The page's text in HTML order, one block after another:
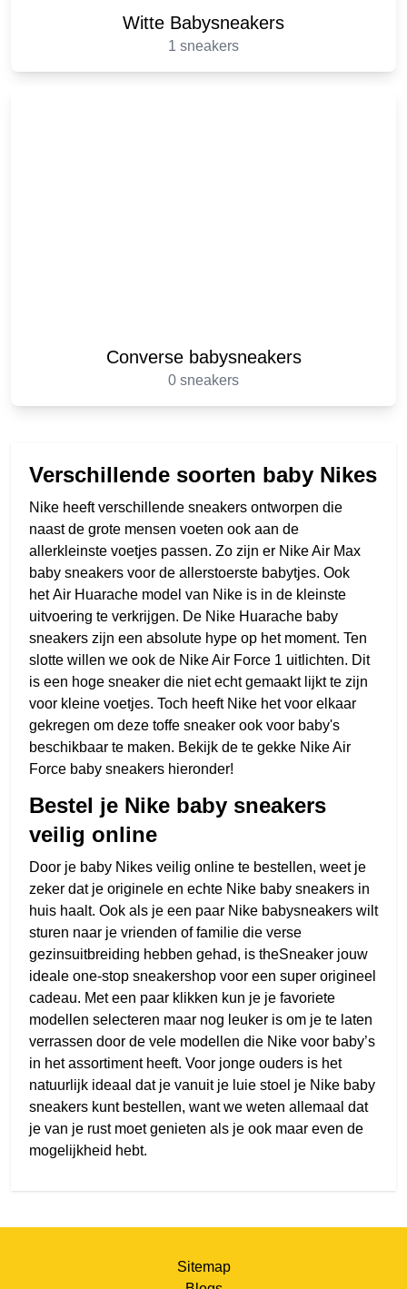
Witte Babysneakers
1 sneakers
Converse babysneakers
0 sneakers
Verschillende soorten baby Nikes
Nike heeft verschillende sneakers ontworpen die
naast de grote mensen voeten ook aan de
allerkleinste voetjes passen. Zo zijn er Nike Air Max
baby sneakers voor de allerstoerste babytjes. Ook
hetAir Huarache model van Nike is in de kleinste
uitvoering te verkrijgen. De Nike Huarache baby
sneakers zijn een absolute hype op het moment. Ten
slotte willen we ook de Nike Air Force 1 uitlichten. Dit
is een hoge sneaker die niet echt gemaakt lijkt te zijn
voor kleine voetjes. Toch heeft Nike het voor elkaar
gekregen om deze toffe sneaker ook voor baby's
beschikbaar te maken. Bekijk de te gekke Nike Air
Force baby sneakers hieronder!
Bestel je Nike baby sneakers
veilig online
Door je baby Nikes veilig online te bestellen, weet je
zeker dat je originele en echte Nike baby sneakers in
huis haalt. Ook als je een paar Nike babysneakers wilt
sturen naar je vrienden of familie die verse
gezinsuitbreiding hebben gehad, is theSneaker jouw
ideale one-stop sneakershop voor een super origineel
cadeau. Met een paar klikken kun je je favoriete
modellen selecteren maar nog leuker is om je te laten
verrassen door de vele modellen die Nike voor baby’s
in het assortiment heeft. Voor jonge ouders is het
natuurlijk ideaal dat je vanuit je luie stoel je Nike baby
sneakers kunt bestellen, want we weten allemaal dat
je van je rust moet genieten als je ook maar even de
mogelijkheid hebt.
Sitemap